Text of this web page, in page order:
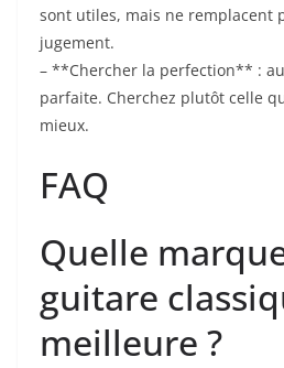
⁤sont utiles, mais ne⁤ remplacent
jugement.
– **Chercher⁢ la perfection** :
parfaite. Cherchez plutôt celle
mieux.
FAQ
‌Quelle
guitare
meilleure ?